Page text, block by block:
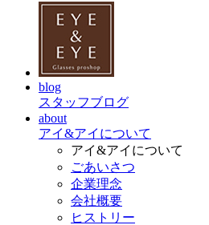
blog
スタッフブログ
about
アイ&アイについて
アイ&アイについて
ごあいさつ
企業理念
会社概要
ヒストリー